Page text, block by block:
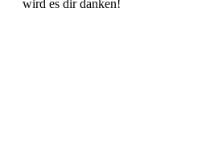
wird es dir danken!